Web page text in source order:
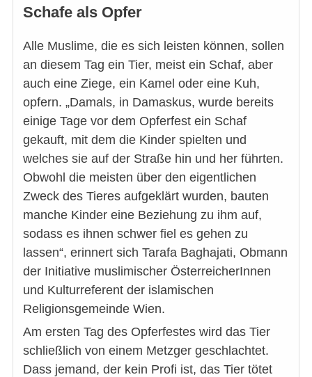
Schafe als Opfer
Alle Muslime, die es sich leisten können, sollen
an diesem Tag ein Tier, meist ein Schaf, aber
auch eine Ziege, ein Kamel oder eine Kuh,
opfern. „Damals, in Damaskus, wurde bereits
einige Tage vor dem Opferfest ein Schaf
gekauft, mit dem die Kinder spielten und
welches sie auf der Straße hin und her führten.
Obwohl die meisten über den eigentlichen
Zweck des Tieres aufgeklärt wurden, bauten
manche Kinder eine Beziehung zu ihm auf,
sodass es ihnen schwer fiel es gehen zu
lassen“, erinnert sich Tarafa Baghajati, Obmann
der Initiative muslimischer ÖsterreicherInnen
und Kulturreferent der islamischen
Religionsgemeinde Wien.
Am ersten Tag des Opferfestes wird das Tier
schließlich von einem Metzger geschlachtet.
Dass jemand, der kein Profi ist, das Tier tötet